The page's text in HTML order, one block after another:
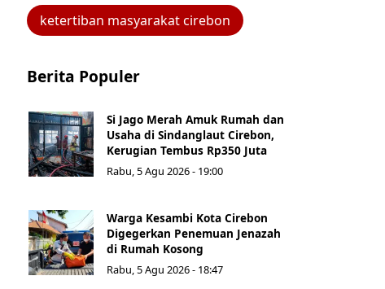
ketertiban masyarakat cirebon
Berita Populer
Si Jago Merah Amuk Rumah dan
Usaha di Sindanglaut Cirebon,
Kerugian Tembus Rp350 Juta
Rabu, 5 Agu 2026 - 19:00
Warga Kesambi Kota Cirebon
Digegerkan Penemuan Jenazah
di Rumah Kosong
Rabu, 5 Agu 2026 - 18:47